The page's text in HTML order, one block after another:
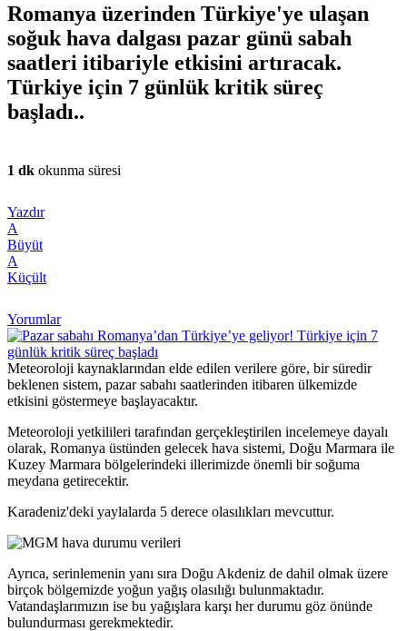
Romanya üzerinden Türkiye'ye ulaşan
soğuk hava dalgası pazar günü sabah
saatleri itibariyle etkisini artıracak.
Türkiye için 7 günlük kritik süreç
başladı..
1 dk okunma süresi
Yazdır
A
Büyüt
A
Küçült
Yorumlar
Meteoroloji kaynaklarından elde edilen verilere göre, bir süredir
beklenen sistem, pazar sabahı saatlerinden itibaren ülkemizde
etkisini göstermeye başlayacaktır.
Meteoroloji yetkilileri tarafından gerçekleştirilen incelemeye dayalı
olarak, Romanya üstünden gelecek hava sistemi, Doğu Marmara ile
Kuzey Marmara bölgelerindeki illerimizde önemli bir soğuma
meydana getirecektir.
Karadeniz'deki yaylalarda 5 derece olasılıkları mevcuttur.
Ayrıca, serinlemenin yanı sıra Doğu Akdeniz de dahil olmak üzere
birçok bölgemizde yoğun yağış olasılığı bulunmaktadır.
Vatandaşlarımızın ise bu yağışlara karşı her durumu göz önünde
bulundurması gerekmektedir.